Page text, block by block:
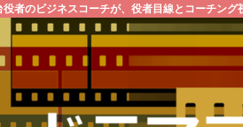
役者のビジネスコーチが、役者目線とコーチン